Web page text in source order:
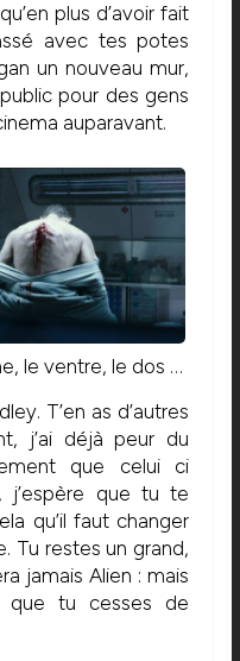
plus d’avoir fait
avec tes potes
un nouveau mur,
pour des gens
auparavant.
le ventre, le dos …
T’en as d’autres
j’ai déjà peur du
que celui ci
j’espère que tu te
qu’il faut changer
Tu restes un grand,
jamais Alien : mais
que tu cesses de